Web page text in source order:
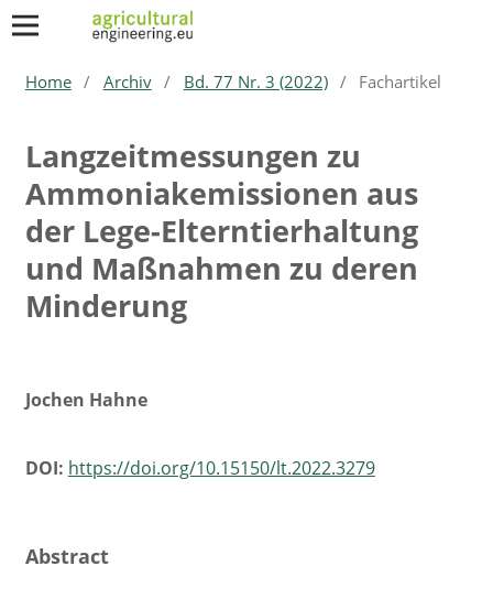
Home / Archiv / Bd. 77 Nr. 3 (2022) / Fachartikel
Langzeitmessungen zu
Ammoniak­emissionen aus
der Lege-Elterntierhaltung
und Maßnahmen zu deren
Minderung
Jochen Hahne
DOI: https://doi.org/10.15150/lt.2022.3279
Abstract